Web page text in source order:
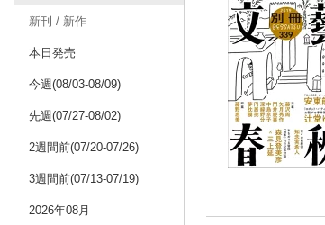
新刊 / 新作
本日発売
今週(08/03-08/09)
先週(07/27-08/02)
2週間前(07/20-07/26)
3週間前(07/13-07/19)
2026年08月